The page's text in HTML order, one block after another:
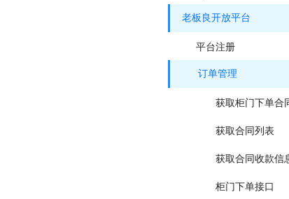
老板良开放平台
平台注册
订单管理
获取柜门下单合
获取合同列表
获取合同收款信
柜门下单接口